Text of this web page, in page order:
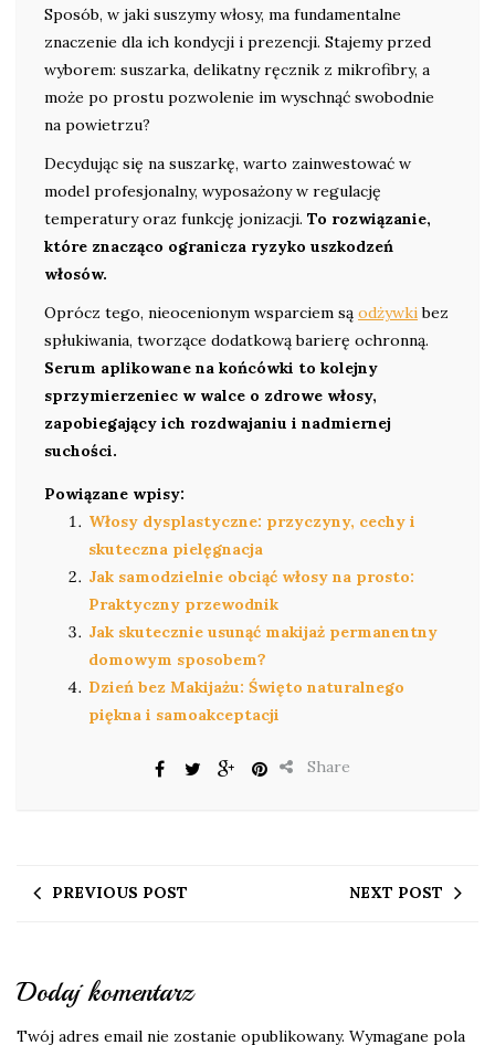
Sposób, w jaki suszymy włosy, ma fundamentalne
znaczenie dla ich kondycji i prezencji. Stajemy przed
wyborem: suszarka, delikatny ręcznik z mikrofibry, a
może po prostu pozwolenie im wyschnąć swobodnie
na powietrzu?
Decydując się na suszarkę, warto zainwestować w
model profesjonalny, wyposażony w regulację
temperatury oraz funkcję jonizacji. To rozwiązanie,
które znacząco ogranicza ryzyko uszkodzeń
włosów.
Oprócz tego, nieocenionym wsparciem są odżywkibez
spłukiwania, tworzące dodatkową barierę ochronną.
Serum aplikowane na końcówki to kolejny
sprzymierzeniec w walce o zdrowe włosy,
zapobiegający ich rozdwajaniu i nadmiernej
suchości.
Powiązane wpisy:
Włosy dysplastyczne: przyczyny, cechy i
skuteczna pielęgnacja
Jak samodzielnie obciąć włosy na prosto:
Praktyczny przewodnik
Jak skutecznie usunąć makijaż permanentny
domowym sposobem?
Dzień bez Makijażu: Święto naturalnego
piękna i samoakceptacji
Share
PREVIOUS POST NEXT POST
Dodaj komentarz
Twój adres email nie zostanie opublikowany. Wymagane pola